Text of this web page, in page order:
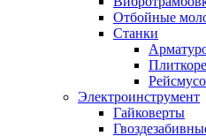
Отбойные
Станки
Электроинструмент
Гайковерты